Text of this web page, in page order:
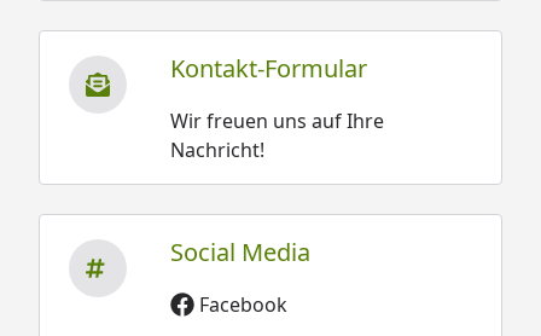
Kontakt-Formular
Wir freuen uns auf Ihre
Nachricht!
Social Media
Facebook